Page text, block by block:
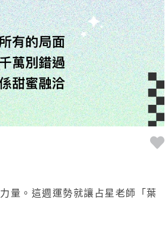
量。這週運勢就讓占星老師「葉